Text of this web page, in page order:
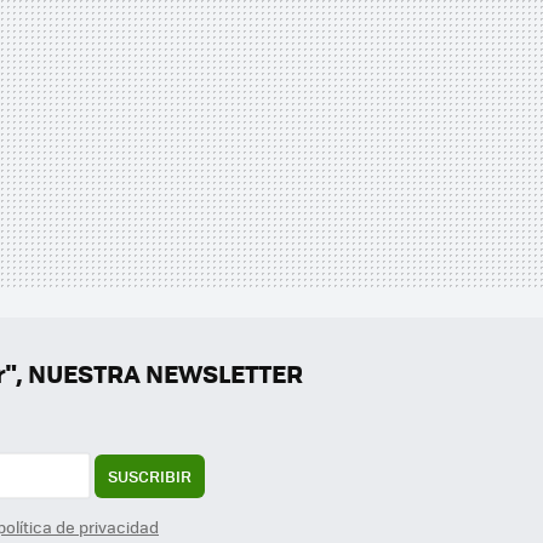
NEWSLETTER
SUSCRIBIR
de privacidad